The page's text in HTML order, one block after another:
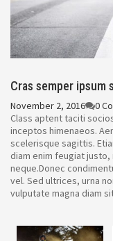
Cras semper ipsum
November 2, 2016
0
Class aptent taciti
inceptos himenaeos.
scelerisque sagittis.
diam enim feugiat
neque.Donec
vel. Sed ultrices, urna
vulputate magna diam